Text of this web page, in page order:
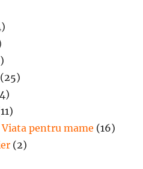
(25)
pentru mame (16)
(2)